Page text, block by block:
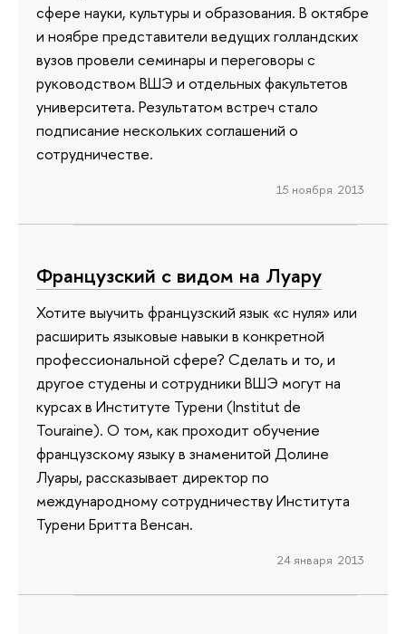
сфере науки, культуры и образования. В октябре
и ноябре представители ведущих голландских
вузов провели семинары и переговоры с
руководством ВШЭ и отдельных факультетов
университета. Результатом встреч стало
подписание нескольких соглашений о
сотрудничестве.
15 ноября 2013
Французский с видом на Луару
Хотите выучить французский язык «с нуля» или
расширить языковые навыки в конкретной
профессиональной сфере? Сделать и то, и
другое студены и сотрудники ВШЭ могут на
курсах в Институте Турени (Institut de
Touraine). О том, как проходит обучение
французскому языку в знаменитой Долине
Луары, рассказывает директор по
международному сотрудничеству Института
Турени Бритта Венсан.
24 января 2013